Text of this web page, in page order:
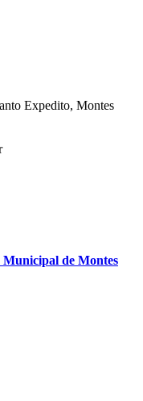
Expedito, Montes
de Montes